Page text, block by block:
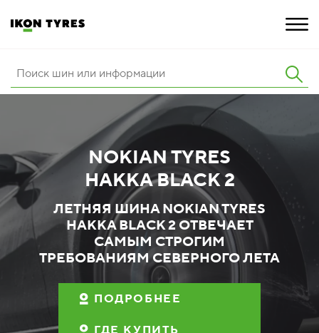
ИННОВАЦИИ
РАСШИРЕННАЯ ГАРАНТИЯ
О КОМПАНИИ
ПОКУПКА И АКЦИИ
NOKIAN TYRES
HAKKA BLACK 2
ЛЕТНЯЯ ШИНА NOKIAN TYRES
HAKKA BLACK 2 ОТВЕЧАЕТ
САМЫМ СТРОГИМ
ТРЕБОВАНИЯМ СЕВЕРНОГО ЛЕТА
ПОДРОБНЕЕ
ГДЕ КУПИТЬ